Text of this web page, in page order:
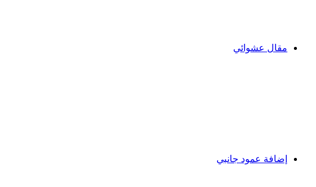
مقال عشوائي
إضافة عمود جانبي